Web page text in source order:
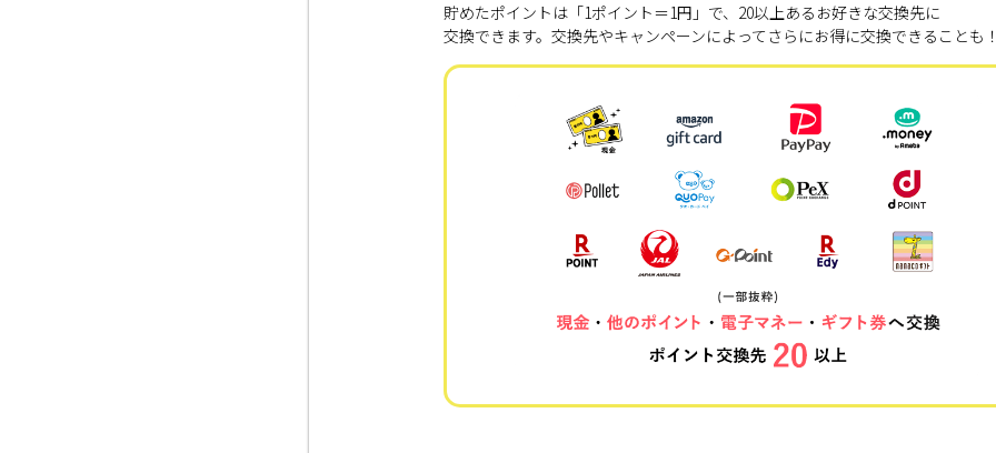
貯めたポイントは「1ポイント＝1円」で、20以上あるお好きな交換先に
交換できます。交換先やキャンペーンによってさらにお得に交換できることも